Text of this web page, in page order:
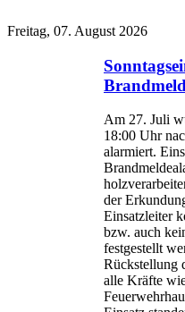
Freitag, 07. August 2026
Am 27. Juli
18:00 Uhr
alarmiert.
der
Einsatzleiter
bzw. auch
festgestellt
Rückstellung
alle Kräfte